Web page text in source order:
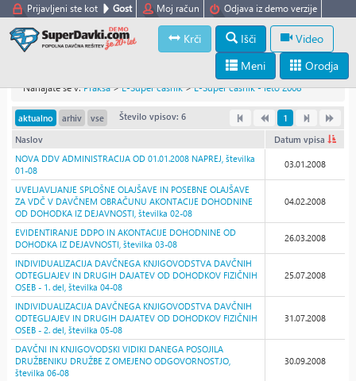
Prijavljeni ste kot Gost Moj račun Odjava iz demo verzije
Krči Išči
Video
Orodja
Meni
Nahajate se v:Praksa>E-Super časnik>E-Super časnik - leto 2008
aktualno arhiv vse Število vpisov: 6 1
Naslov
Datum vpisa
NOVA DDV ADMINISTRACIJA OD 01.01.2008 NAPREJ, številka
01-08
03.01.2008
UVELJAVLJANJE SPLOŠNE OLAJŠAVE IN POSEBNE OLAJŠAVE
ZA VDČ V DAVČNEM OBRAČUNU AKONTACIJE DOHODNINE
OD DOHODKA IZ DEJAVNOSTI, številka 02-08
04.02.2008
EVIDENTIRANJE DDPO IN AKONTACIJE DOHODNINE OD
DOHODKA IZ DEJAVNOSTI, številka 03-08
26.03.2008
INDIVIDUALIZACIJA DAVČNEGA KNJIGOVODSTVA DAVČNIH
ODTEGLJAJEV IN DRUGIH DAJATEV OD DOHODKOV FIZIČNIH
OSEB - 1. del, številka 04-08
25.07.2008
INDIVIDUALIZACIJA DAVČNEGA KNJIGOVODSTVA DAVČNIH
ODTEGLJAJEV IN DRUGIH DAJATEV OD DOHODKOV FIZIČNIH
OSEB - 2. del, številka 05-08
31.07.2008
DAVČNI IN KNJIGOVODSKI VIDIKI DANEGA POSOJILA
DRUŽBENIKU DRUŽBE Z OMEJENO ODGOVORNOSTJO,
številka 06-08
30.09.2008